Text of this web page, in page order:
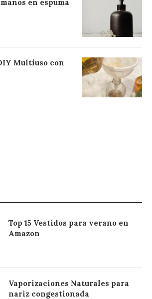
en espuma
Multiuso con
Top 15 Vestidos para verano en
Amazon
Vaporizaciones Naturales para
nariz congestionada